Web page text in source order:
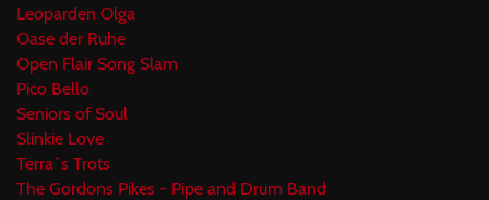
Leoparden Olga
Oase der Ruhe
Open Flair Song Slam
Pico Bello
Seniors of Soul
Slinkie Love
Terra`s Trots
The Gordons Pikes - Pipe and Drum Band